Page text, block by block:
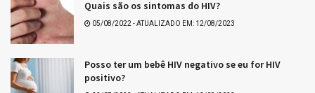
Que tal +Essa?